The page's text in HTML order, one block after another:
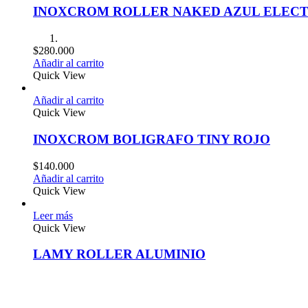
INOXCROM ROLLER NAKED AZUL
$280.000
Añadir al carrito
Quick View
Añadir al carrito
Quick View
INOXCROM BOLIGRAFO TINY ROJO
$140.000
Añadir al carrito
Quick View
Leer más
Quick View
LAMY ROLLER ALUMINIO